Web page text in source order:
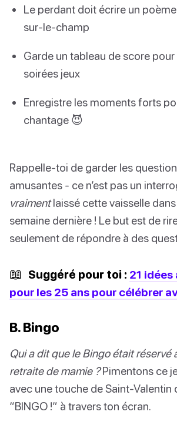
Le perdant doit écrire un
sur-le-champ
Garde un tableau de score
soirées jeux
Enregistre les moments forts
chantage 😈
Rappelle-toi de garder les
amusantes - ce n’est pas un
vraimentlaissé cette vaisselle dans
semaine dernière ! Le but est de
seulement de répondre à des
📖 Suggéré pour toi : 21
pour les 25 ans pour célébrer
B. Bingo
Qui a dit que le Bingo était réservé
retraite de mamie ?Pimentons ce
avec une touche de Saint-Valentin
“BINGO !” à travers ton écran.